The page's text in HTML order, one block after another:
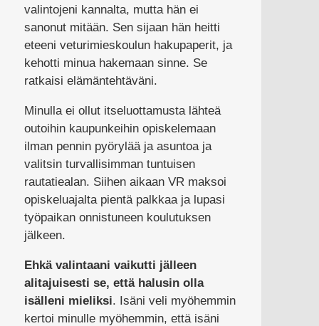
valintojeni kannalta, mutta hän ei
sanonut mitään. Sen sijaan hän heitti
eteeni veturimieskoulun hakupaperit, ja
kehotti minua hakemaan sinne. Se
ratkaisi elämäntehtäväni.
Minulla ei ollut itseluottamusta lähteä
outoihin kaupunkeihin opiskelemaan
ilman pennin pyörylää ja asuntoa ja
valitsin turvallisimman tuntuisen
rautatiealan. Siihen aikaan VR maksoi
opiskeluajalta pientä palkkaa ja lupasi
työpaikan onnistuneen koulutuksen
jälkeen.
Ehkä valintaani vaikutti jälleen
alitajuisesti se, että halusin olla
isälleni mieliksi. Isäni veli myöhemmin
kertoi minulle myöhemmin, että isäni